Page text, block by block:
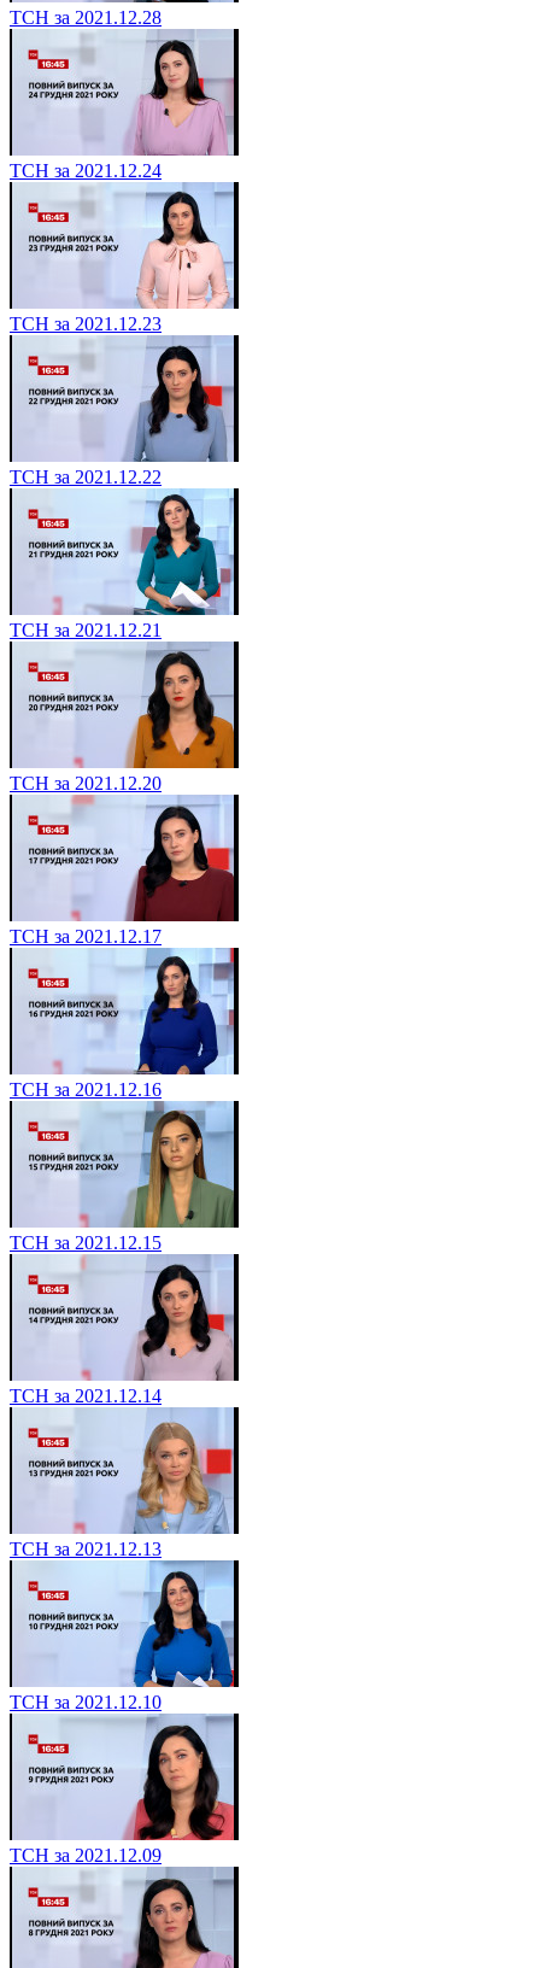
ТСН за 2021.12.28
ТСН за 2021.12.24
ТСН за 2021.12.23
ТСН за 2021.12.22
ТСН за 2021.12.21
ТСН за 2021.12.20
ТСН за 2021.12.17
ТСН за 2021.12.16
ТСН за 2021.12.15
ТСН за 2021.12.14
ТСН за 2021.12.13
ТСН за 2021.12.10
ТСН за 2021.12.09